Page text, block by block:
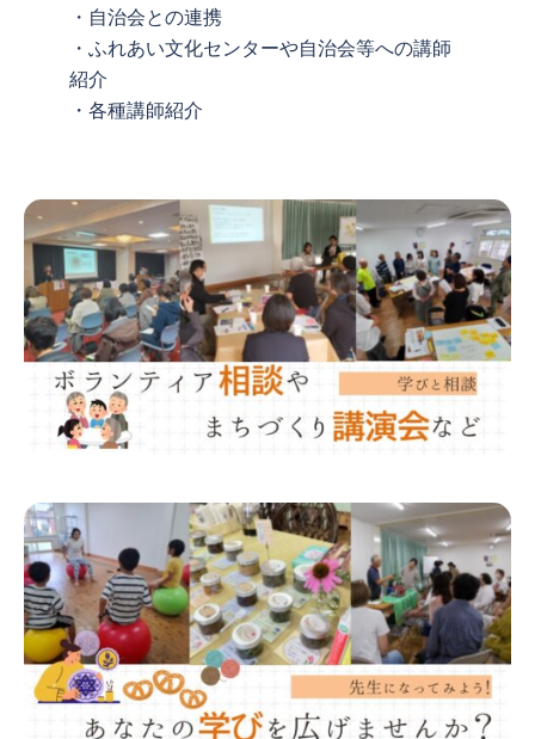
・自治会との連携
・ふれあい文化センターや自治会等への講師
紹介
・各種講師紹介